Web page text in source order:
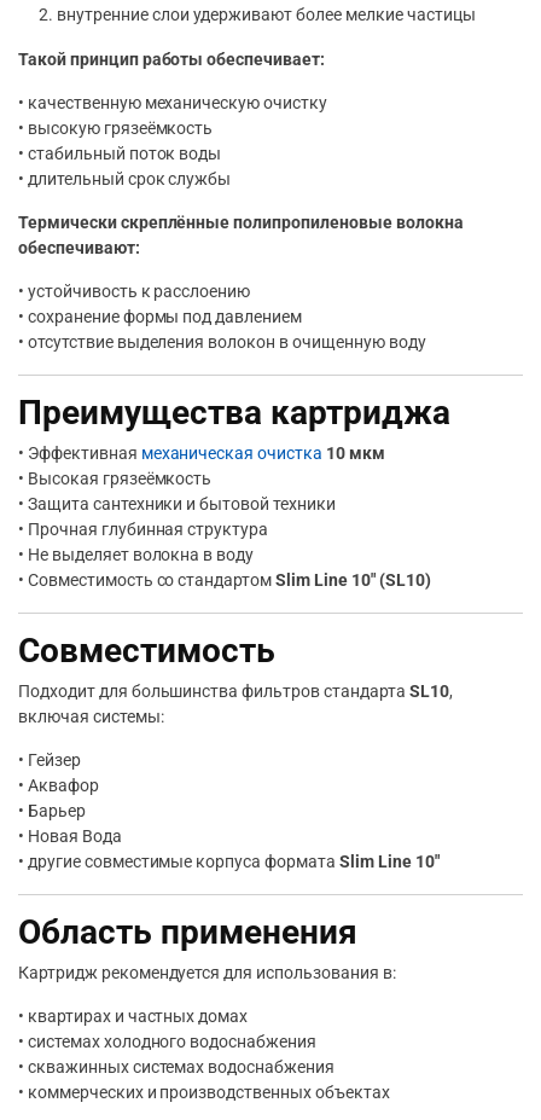
внутренние слои удерживают более мелкие частицы
Такой принцип работы обеспечивает:
• качественную механическую очистку
• высокую грязеёмкость
• стабильный поток воды
• длительный срок службы
Термически скреплённые полипропиленовые волокна
обеспечивают:
• устойчивость к расслоению
• сохранение формы под давлением
• отсутствие выделения волокон в очищенную воду
Преимущества картриджа
• Эффективная механическая очистка 10 мкм
• Высокая грязеёмкость
• Защита сантехники и бытовой техники
• Прочная глубинная структура
• Не выделяет волокна в воду
• Совместимость со стандартомSlim Line 10″ (SL10)
Совместимость
Подходит для большинства фильтров стандарта SL10,
включая системы:
• Гейзер
• Аквафор
• Барьер
• Новая Вода
• другие совместимые корпуса формата Slim Line 10″
Область применения
Картридж рекомендуется для использования в:
• квартирах и частных домах
• системах холодного водоснабжения
• скважинных системах водоснабжения
• коммерческих и производственных объектах